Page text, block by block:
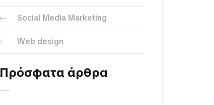
Social Media Marketing
Web design
Πρόσφατα άρθρα